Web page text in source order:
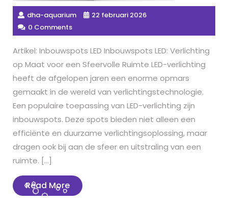
dha-aquarium
22 februari 2026
0 Comments
Artikel: Inbouwspots LED Inbouwspots LED: Verlichting
op Maat voor een Sfeervolle Ruimte LED-verlichting
heeft de afgelopen jaren een enorme opmars
gemaakt in de wereld van verlichtingstechnologie.
Een populaire toepassing van LED-verlichting zijn
inbouwspots. Deze spots bieden niet alleen een
efficiënte en duurzame verlichtingsoplossing, maar
dragen ook bij aan de sfeer en uitstraling van een
ruimte. […]
Read MoreRead
More